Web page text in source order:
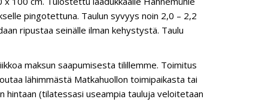
pingotettuna. Taulun syvyys noin 2,0 – 2,2
ripustaa seinälle ilman kehystystä. Taulu
maksun saapumisesta tilillemme. Toimitus
lähimmästä Matkahuollon toimipaikasta tai
(tilatessasi useampia tauluja veloitetaan